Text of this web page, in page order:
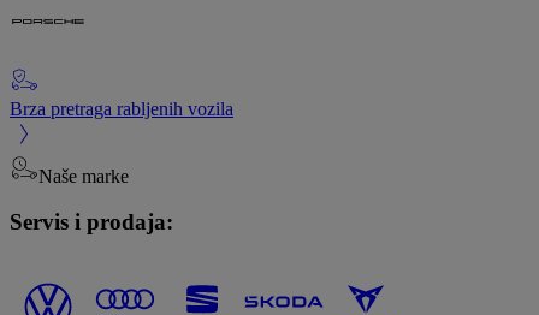
Brza pretraga rabljenih vozila
Naše marke
Servis i prodaja: